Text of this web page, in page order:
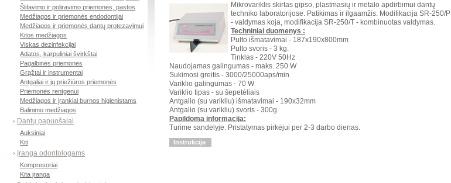
Šlifavimo ir poliravimo priemonės, pastos
Medžiagos ir priemonės endodontijai
Medžiagos ir priemonės dantų protezavimui
Kitos medžiagos
Viskas dezinfekcijai
Adatos, karpuliniai švirkštai
Pagalbinės priemonės
Grąžtai ir instrumentai
Antgaliai ir jų priežiūros priemonės
Priemonės rentgenui
Medžiagos ir įrankiai burnos higienistams
Balinimo medžiagos
Dantų papuošalai
Auksiniai
Kiti
Įranga odontologams
Kompresoriai
Kita įranga
Mikrovariklis skirtas gipso, plastmasių ir metalo apdirbimui dantų
techniko laboratorijose. Patikimas ir ilgaamžis. Modifikacija SR-250/P
- valdymas koja, modifikacija SR-250/T - kombinuotas valdymas.
Techniniai duomenys :
Pulto išmatavimai - 187x190x800mm
Pulto svoris - 3 kg.
Tinklas - 220V 50Hz
Naudojamas galingumas - maks. 250 W
Sukimosi greitis - 3000/25000aps/min
Variklio galingumas - 70 W
Variklio tipas - su šepetėliais
Antgalio (su varikliu) išmatavimai - 190x32mm
Antgalio (su varikliu) svoris - 300g.
Papildoma informacija:
Turime sandėlyje. Pristatymas pirkėjui per 2-3 darbo dienas.
Instrukcija